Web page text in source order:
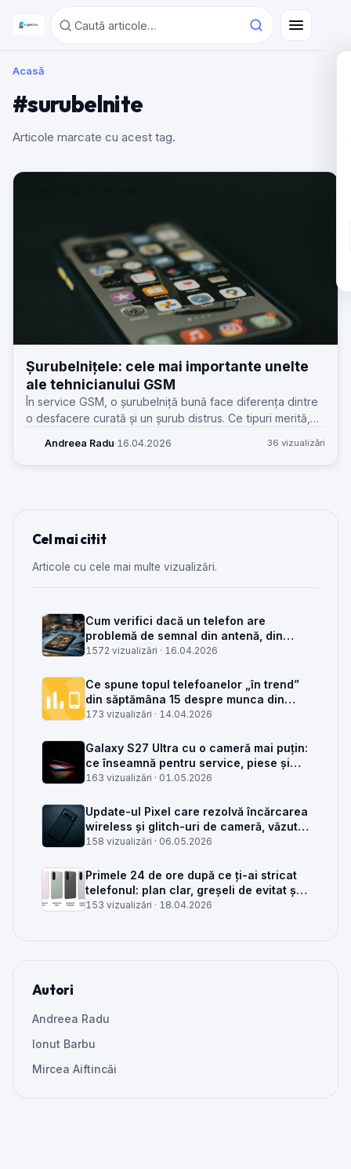
Acasă
#surubelnite
Articole marcate cu acest tag.
Șurubelnițele: cele mai importante unelte
ale tehnicianului GSM
În service GSM, o șurubelniță bună face diferența dintre
o desfacere curată și un șurub distrus. Ce tipuri merită,
Andreea Radu· 16.04.2026 36 vizualizări
Cel mai citit
Articole cu cele mai multe vizualizări.
Cum verifici dacă un telefon are
problemă de semnal din antenă, din
placa de bază sau din rețea
1572 vizualizări · 16.04.2026
Ce spune topul telefoanelor „în trend”
din săptămâna 15 despre munca din
service GSM
173 vizualizări · 14.04.2026
Galaxy S27 Ultra cu o cameră mai puțin:
ce înseamnă pentru service, piese și
client
163 vizualizări · 01.05.2026
Update-ul Pixel care rezolvă încărcarea
wireless și glitch-uri de cameră, văzut
din service
158 vizualizări · 06.05.2026
Primele 24 de ore după ce ți-ai stricat
telefonul: plan clar, greșeli de evitat și
când mai merită reparat
153 vizualizări · 18.04.2026
Autori
Andreea Radu
Ionut Barbu
Mircea Aiftincăi